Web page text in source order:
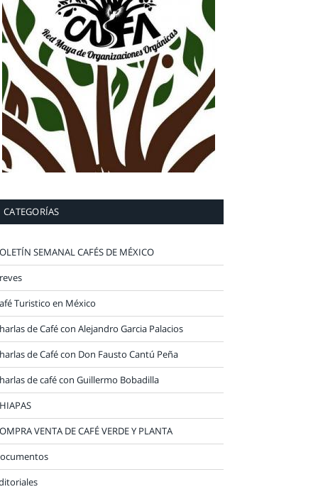
CATEGORÍAS
SEMANAL CAFÉS DE MÉXICO
Turistico en México
de Café con Alejandro Garcia Palacios
de Café con Don Fausto Cantú Peña
de café con Guillermo Bobadilla
VENTA DE CAFÉ VERDE Y PLANTA